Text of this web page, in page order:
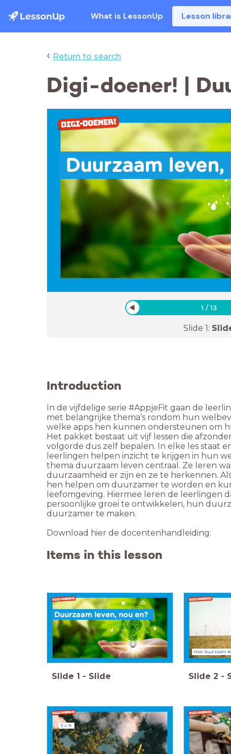
What is LessonUp Lesson
‹ Return to search
Digi-doener! |
Duurzaam leven,
1 /13
Slide 1:
Introduction
In de vijfdelige serie #AppjeFit gaan de
met belangrijke thema’s rondom hun
welke apps hen kunnen ondersteunen om
Het pakket bestaat uit vijf lessen die
volgorde dus zelf bepalen. In elke les staat
leerlingen helpen inzicht te krijgen in hun
thema duurzaam leven centraal. Ze leren
duurzaamheid er zijn en ze te herkennen.
hen helpen om duurzamer te worden en
leefomgeving. Hiermee leren de leerlingen
persoonlijke groei te ontwikkelen, hun
duurzamer te maken.
Download hier de docentenhandleiding:
Items in this lesson
Duurzaam leven, nou en?
Slide 1 - Slide
Hoe duurzaam
Slide 2 -
3 x R